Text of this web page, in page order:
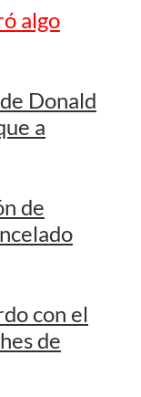
algo
Donald
a
de
con el
de